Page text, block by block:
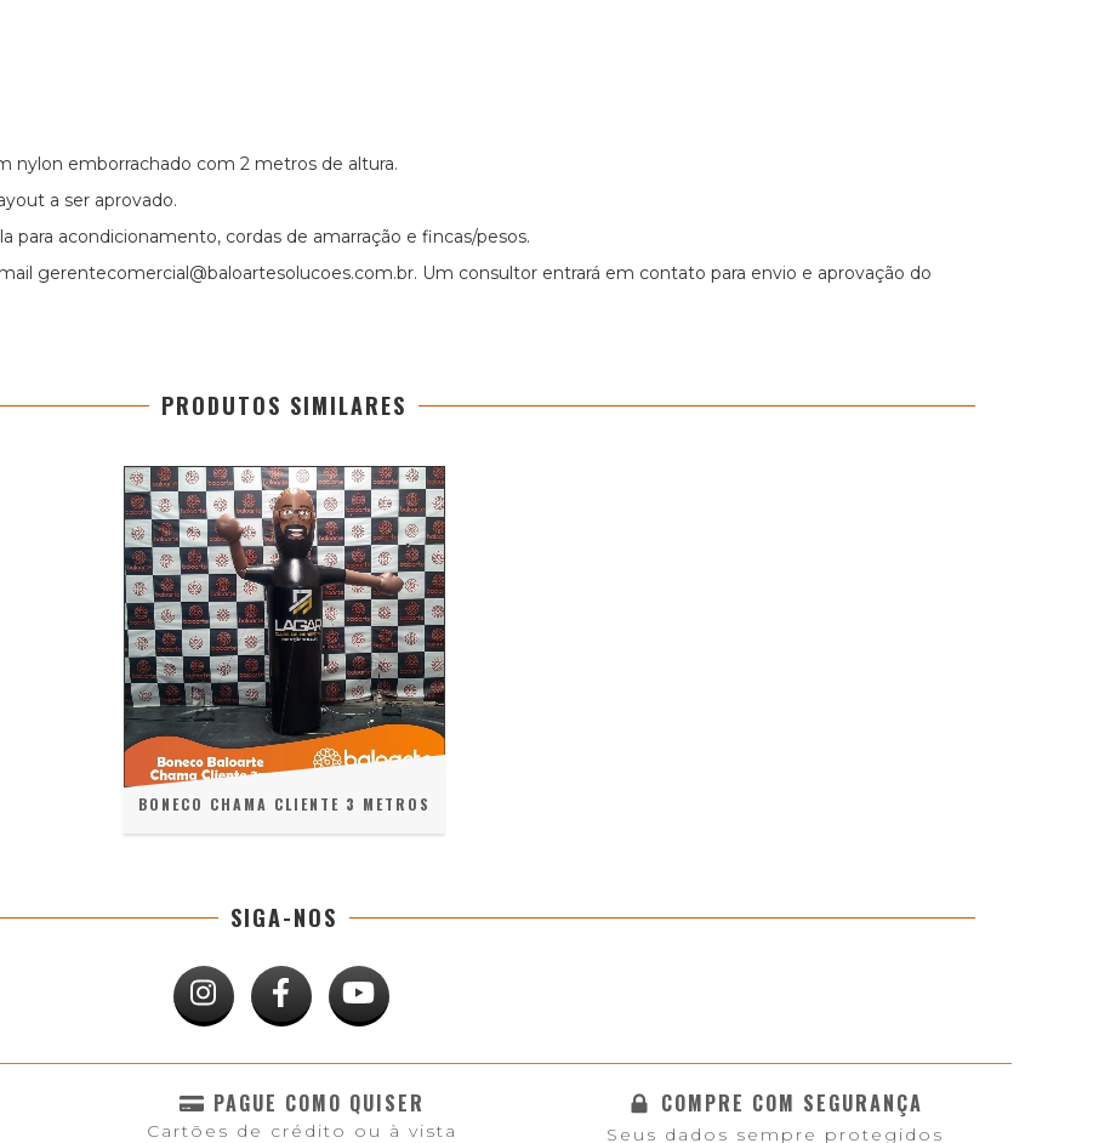
nylon emborrachado com 2 metros de altura.
a ser aprovado.
acondicionamento, cordas de amarração e fincas/pesos.
gerentecomercial@baloartesolucoes.com.br. Um consultor entrará em contato para envio e aprovação do
PRODUTOS SIMILARES
BONECO CHAMA CLIENTE 3 METROS
SIGA-NOS
PAGUE COMO QUISER
Cartões de crédito ou à vista
COMPRE COM SEGURANÇA
Seus dados sempre protegidos